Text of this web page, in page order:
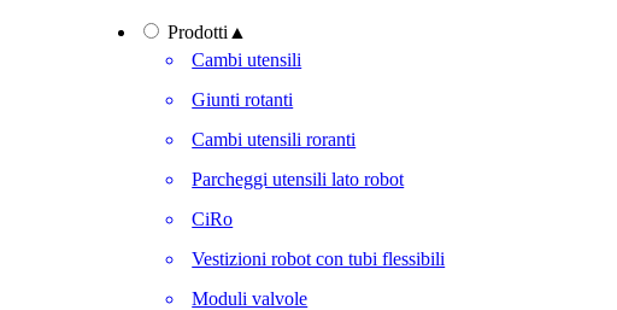
Prodotti ▲
Cambi utensili
Giunti rotanti
Cambi utensili roranti
Parcheggi utensili lato robot
CiRo
Vestizioni robot con tubi flessibili
Moduli valvole